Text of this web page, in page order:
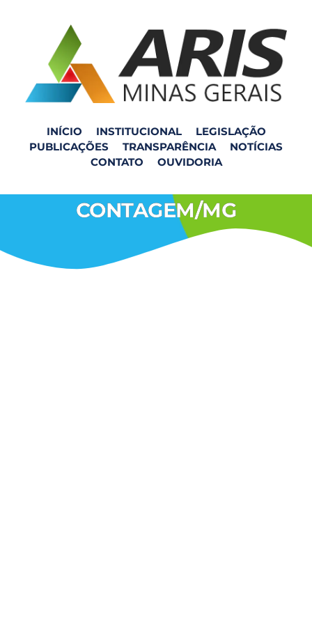
INÍCIO INSTITUCIONAL
LEGISLAÇÃO
PUBLICAÇÕES
TRANSPARÊNCIA
NOTÍCIAS
CONTATO
OUVIDORIA
VISITA TÉCNICA AO
CONTAGEM/MG